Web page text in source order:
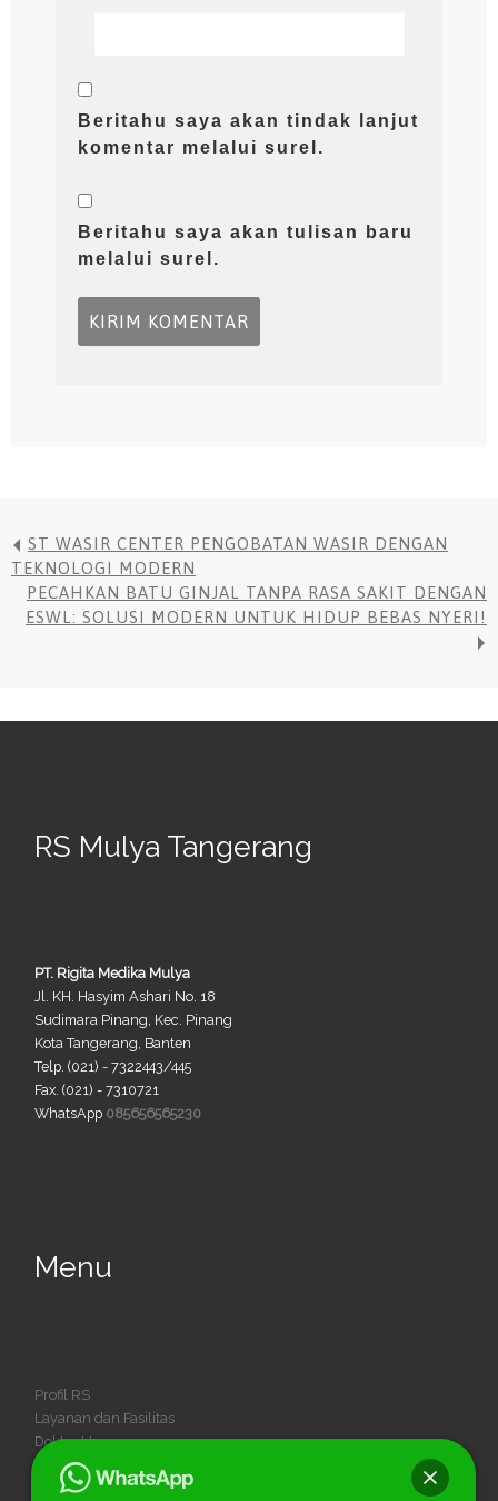
Beritahu saya akan tindak lanjut
komentar melalui surel.
Beritahu saya akan tulisan baru
melalui surel.
ST WASIR CENTER PENGOBATAN WASIR DENGAN
TEKNOLOGI MODERN
PECAHKAN BATU GINJAL TANPA RASA SAKIT DENGAN
ESWL: SOLUSI MODERN UNTUK HIDUP BEBAS NYERI!
RS Mulya Tangerang
PT. Rigita Medika Mulya
Jl. KH. Hasyim Ashari No. 18
Sudimara Pinang, Kec. Pinang
Kota Tangerang, Banten
Telp. (021) - 7322443/445
Fax. (021) - 7310721
WhatsApp 085656565230
Menu
Profil RS
Layanan dan Fasilitas
Dokter Umum
Dokter Spesialis
Dokter Gigi